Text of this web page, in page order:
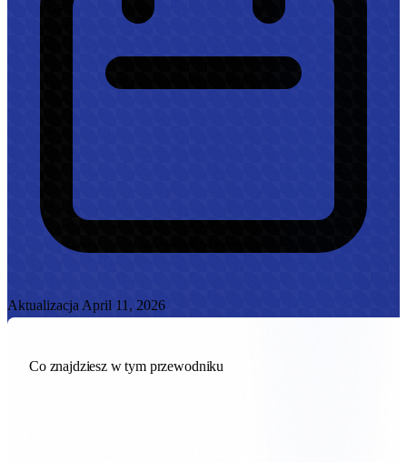
Aktualizacja April 11, 2026
Co znajdziesz w tym przewodniku